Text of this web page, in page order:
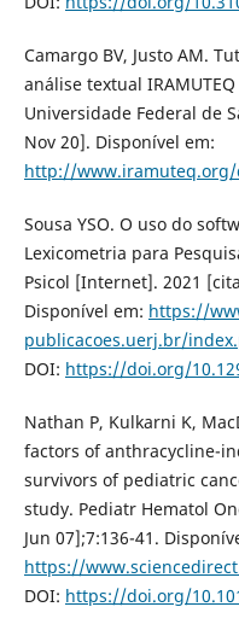
Camargo BV, Justo AM.
análise textual
Universidade Federal de
Nov 20]. Disponível em:
http://www.iramuteq.org/
Sousa YSO. O uso do
Lexicometria para
Psicol [Internet]. 2021
Disponível em: https://
publicacoes.uerj.br/
DOI: https://doi.org/
Nathan P, Kulkarni K,
factors of anthracycline-
survivors of pediatric
study. Pediatr Hematol
Jun 07];7:136-41.
https://
DOI: https://doi.org/